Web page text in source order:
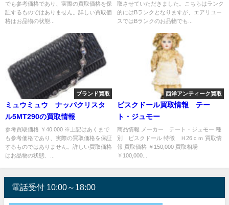
でも参考価格であり、実際の買取価格を保
証するものではありません。詳しい買取価
格はお品物の状態...
取させていただきました。こちらはランク
的にはBランクとなりますが、エアリユー
スではBランクのお品物でも...
ブランド買取
ミュウミュウ ナッパクリスタ
ル5MT290の買取情報
参考買取価格 ￥40.000 ※上記はあくまで
も参考価格であり、実際の買取価格を保証
するものではありません。詳しい買取価格
はお品物の状態、...
西洋アンティーク買取
ビスクドール買取情報 テー
ト・ジュモー
商品情報 メーカー テート・ジュモー 種
別 ビスクドール 特徴 Ｈ26ｃｍ 買取情
報 買取価格 ￥150,000 買取相場
￥100,000...
電話受付 10:00～18:00